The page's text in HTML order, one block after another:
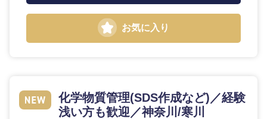
神奈川県
お気に入り
化学物質管理(SDS作成など)／経験
浅い方も歓迎／神奈川/寒川